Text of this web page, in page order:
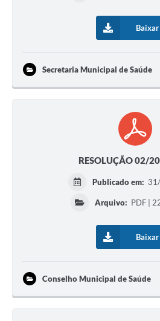
Baixar
Secretaria Municipal de Saúde
RESOLUÇÃO 02/
Publicado em:
Arquivo: PDF |
Baixar
Conselho Municipal de Saúde